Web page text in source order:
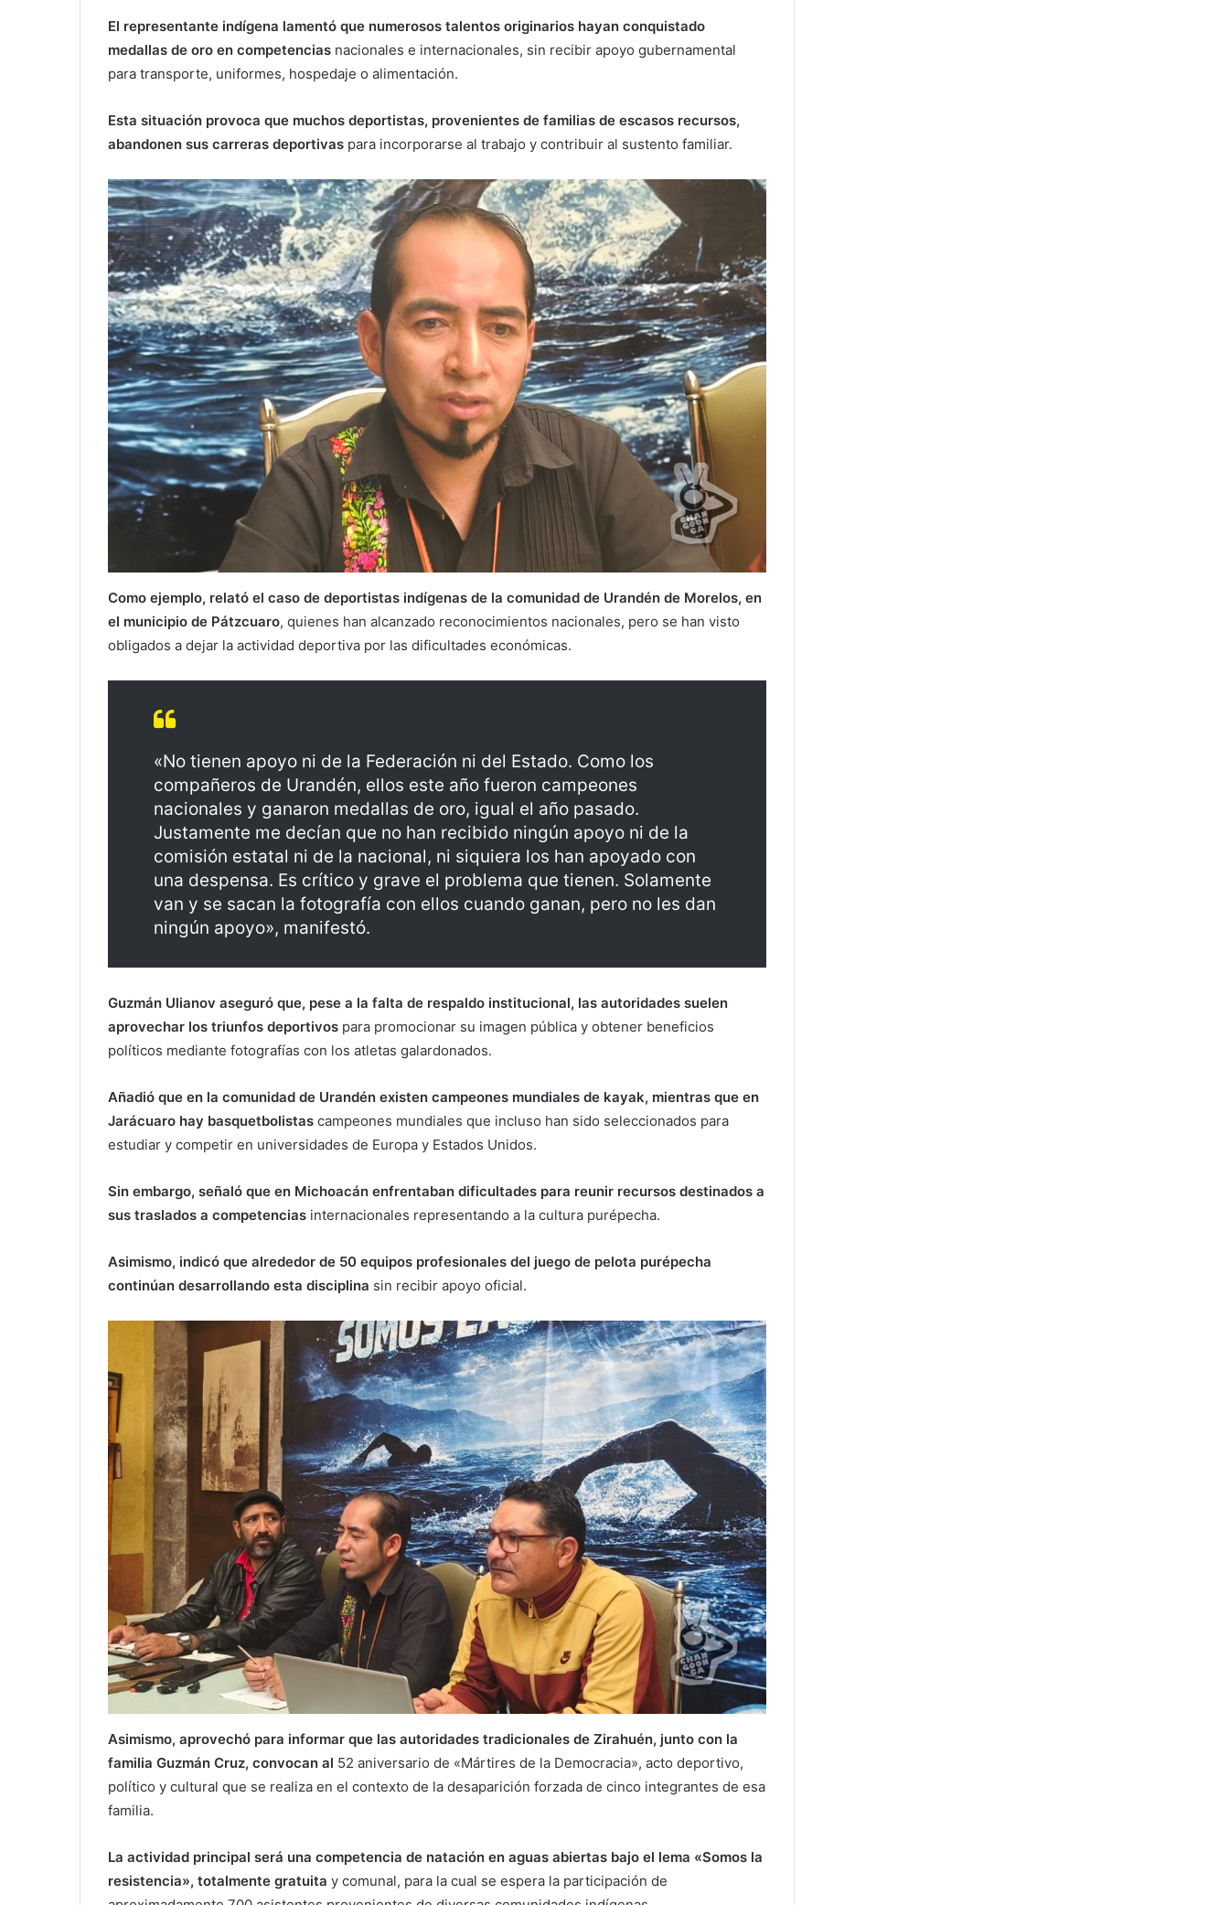
El representante indígena lamentó que numerosos talentos originarios hayan conquistado
medallas de oro en competencias nacionales e internacionales, sin recibir apoyo gubernamental
para transporte, uniformes, hospedaje o alimentación.
Esta situación provoca que muchos deportistas, provenientes de familias de escasos recursos,
abandonen sus carreras deportivas para incorporarse al trabajo y contribuir al sustento familiar.
Como ejemplo, relató el caso de deportistas indígenas de la comunidad de Urandén de Morelos, en
el municipio de Pátzcuaro, quienes han alcanzado reconocimientos nacionales, pero se han visto
obligados a dejar la actividad deportiva por las dificultades económicas.
«No tienen apoyo ni de la Federación ni del Estado. Como los
compañeros de Urandén, ellos este año fueron campeones
nacionales y ganaron medallas de oro, igual el año pasado.
Justamente me decían que no han recibido ningún apoyo ni de la
comisión estatal ni de la nacional, ni siquiera los han apoyado con
una despensa. Es crítico y grave el problema que tienen. Solamente
van y se sacan la fotografía con ellos cuando ganan, pero no les dan
ningún apoyo», manifestó.
Guzmán Ulianov aseguró que, pese a la falta de respaldo institucional, las autoridades suelen
aprovechar los triunfos deportivos para promocionar su imagen pública y obtener beneficios
políticos mediante fotografías con los atletas galardonados.
Añadió que en la comunidad de Urandén existen campeones mundiales de kayak, mientras que en
Jarácuaro hay basquetbolistas campeones mundiales que incluso han sido seleccionados para
estudiar y competir en universidades de Europa y Estados Unidos.
Sin embargo, señaló que en Michoacán enfrentaban dificultades para reunir recursos destinados a
sus traslados a competencias internacionales representando a la cultura purépecha.
Asimismo, indicó que alrededor de 50 equipos profesionales del juego de pelota purépecha
continúan desarrollando esta disciplina sin recibir apoyo oficial.
Asimismo, aprovechó para informar que las autoridades tradicionales de Zirahuén, junto con la
familia Guzmán Cruz, convocan al 52 aniversario de «Mártires de la Democracia», acto deportivo,
político y cultural que se realiza en el contexto de la desaparición forzada de cinco integrantes de esa
familia.
La actividad principal será una competencia de natación en aguas abiertas bajo el lema «Somos la
resistencia», totalmente gratuita y comunal, para la cual se espera la participación de